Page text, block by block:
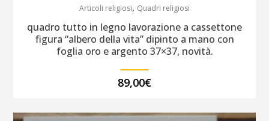
Articoli religiosi, Quadri religiosi
quadro tutto in legno lavorazione a cassettone
figura “albero della vita” dipinto a mano con
foglia oro e argento 37×37, novità.
89,00€